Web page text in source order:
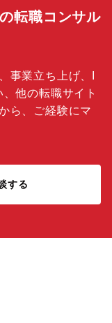
転職コンサル
事業立ち上げ、I
他の転職サイト
ら、ご経験にマ
する